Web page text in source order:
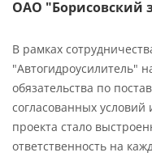
ОАО "Борисовский
В рамках
"Автогидроусилитель"
обязательства по
согласованных
проекта стало
ответственность на